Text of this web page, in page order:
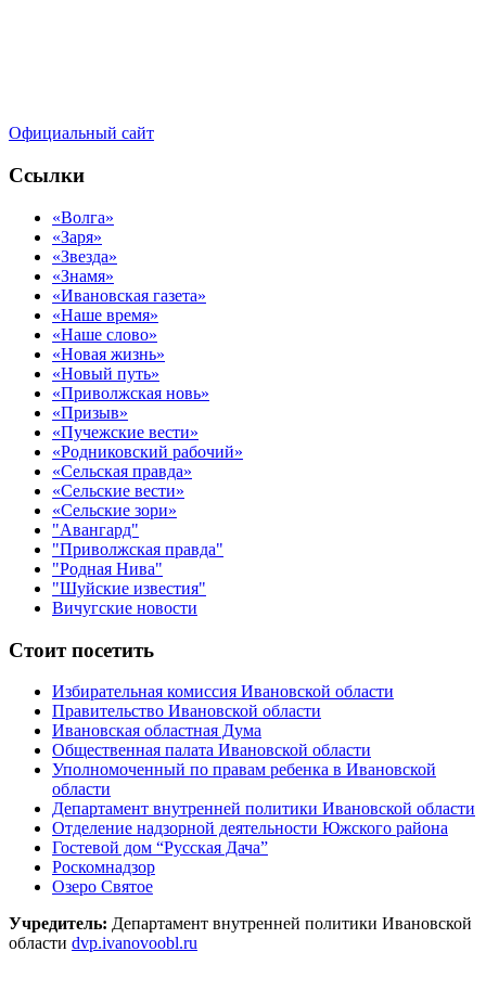
Официальный сайт
Ссылки
«Волга»
«Заря»
«Звезда»
«Знамя»
«Ивановская газета»
«Наше время»
«Наше слово»
«Новая жизнь»
«Новый путь»
«Приволжская новь»
«Призыв»
«Пучежские вести»
«Родниковский рабочий»
«Сельская правда»
«Сельские вести»
«Сельские зори»
"Авангард"
"Приволжская правда"
"Родная Нива"
"Шуйские известия"
Вичугские новости
Стоит посетить
Избирательная комиссия Ивановской области
Правительство Ивановской области
Ивановская областная Дума
Общественная палата Ивановской области
Уполномоченный по правам ребенка в Ивановской
области
Департамент внутренней политики Ивановской области
Отделение надзорной деятельности Южского района
Гостевой дом “Русская Дача”
Роскомнадзор
Озеро Святое
Учредитель: Департамент внутренней политики Ивановской
области dvp.ivanovoobl.ru